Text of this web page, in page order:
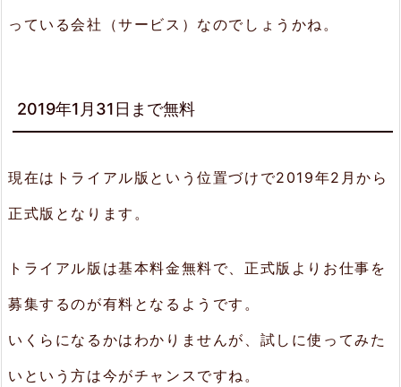
っている会社（サービス）なのでしょうかね。
2019年1月31日まで無料
現在はトライアル版という位置づけで2019年2月から
正式版となります。
トライアル版は基本料金無料で、正式版よりお仕事を
募集するのが有料となるようです。
いくらになるかはわかりませんが、試しに使ってみた
いという方は今がチャンスですね。